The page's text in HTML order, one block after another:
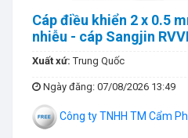
Cáp điều khiển 2 x 0.5
nhiễu - cáp Sangjin
Xuất xứ:Trung Quốc
Ngày đăng: 07/08/2026 13:49
Công ty TNHH TM Cẩm